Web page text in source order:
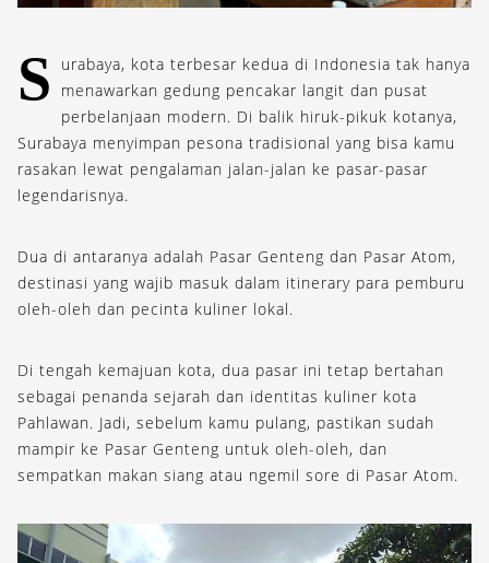
S
urabaya, kota terbesar kedua di Indonesia tak hanya
menawarkan gedung pencakar langit dan pusat
perbelanjaan modern. Di balik hiruk-pikuk kotanya,
Surabaya menyimpan pesona tradisional yang bisa kamu
rasakan lewat pengalaman jalan-jalan ke pasar-pasar
legendarisnya.
Dua di antaranya adalah Pasar Genteng dan Pasar Atom,
destinasi yang wajib masuk dalam itinerary para pemburu
oleh-oleh dan pecinta kuliner lokal.
Di tengah kemajuan kota, dua pasar ini tetap bertahan
sebagai penanda sejarah dan identitas kuliner kota
Pahlawan. Jadi, sebelum kamu pulang, pastikan sudah
mampir ke Pasar Genteng untuk oleh-oleh, dan
sempatkan makan siang atau ngemil sore di Pasar Atom.